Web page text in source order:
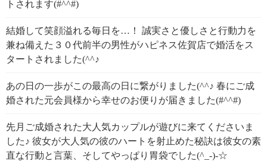
トされます(#^^#)
結婚して笑顔溢れる毎日を…！ 誠実さと優しさと行動力を
兼ね備えた３０代前半の男性がハピネス佐賀店で婚活をス
タートされました(^^♪
あの日の一歩がこの最高の日に繋がりました(^^♪ 春にご成
婚された元会員様から幸せのお便りが届きました(#^^#)
先月ご成婚された大人気カップルが遊びに来てくださいま
した♪ 彼女が大人気の彼のハートを射止めた秘訣は彼女の素
直な行動と言葉、そしてやっぱり胃袋でした(^_-)-☆